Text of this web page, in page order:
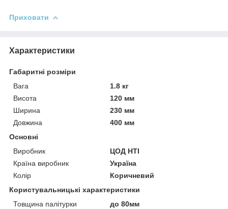
Приховати
Характеристики
Габаритні розміри
Вага
1.8 кг
Висота
120 мм
Ширина
230 мм
Довжина
400 мм
Основні
Виробник
ЦОД НТІ
Країна виробник
Україна
Колір
Коричневий
Користувальницькі характеристики
Товщина палітурки
до 80мм